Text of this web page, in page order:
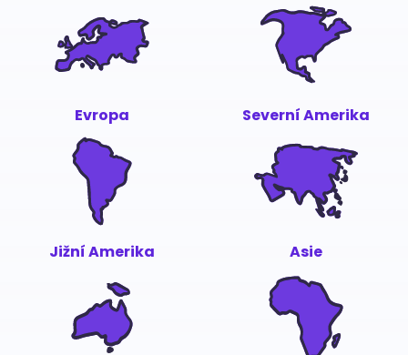
Evropa Severní Amerika
Jižní Amerika Asie